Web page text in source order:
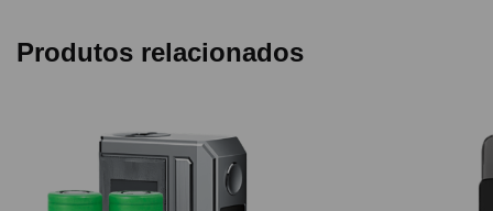
Produtos relacionados